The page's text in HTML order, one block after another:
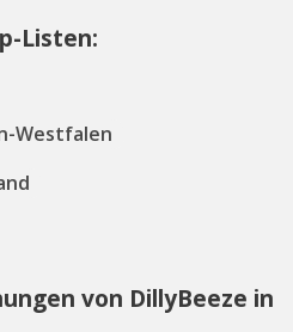
Listen:
Westfalen
von DillyBeeze in